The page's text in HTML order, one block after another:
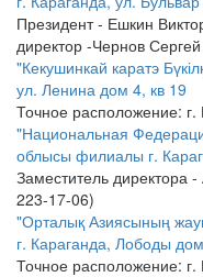
Президент - Ешкин
директор -Чернов
"Кекушинкай каратэ
ул. Ленина дом 4, кв 19
Точное расположение:
"Национальная
облысы филиалы г.
Заместитель директора
223-17-06)
"Орталық Азиясының
г. Караганда, Лободы
Точное расположение: